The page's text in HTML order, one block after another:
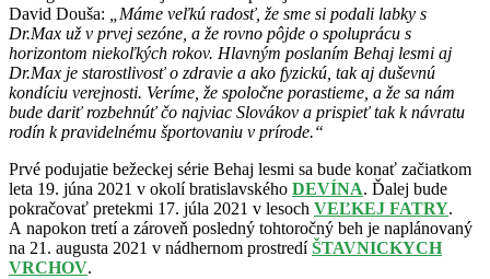
David Douša:
„Máme veľkú radosť, že sme si podali labky s
Dr.Max už v prvej sezóne, a že rovno pôjde o spoluprácu s
horizontom niekoľkých rokov. Hlavným poslaním Behaj lesmi aj
Dr.Max je starostlivosť o zdravie a ako fyzickú, tak aj duševnú
kondíciu verejnosti. Veríme, že spoločne porastieme, a že sa nám
bude dariť rozbehnúť čo najviac Slovákov a prispieť tak k návratu
rodín k pravidelnému športovaniu v prírode.“
Prvé podujatie bežeckej série Behaj lesmi sa bude konať začiatkom
leta 19. júna 2021 v okolí bratislavského DEVÍNA. Ďalej bude
pokračovať pretekmi 17. júla 2021 v lesoch VEĽKEJ FATRY.
A napokon tretí a zároveň posledný tohtoročný beh je naplánovaný
na 21. augusta 2021 v nádhernom prostredíŠTAVNICKYCH
VRCHOV.